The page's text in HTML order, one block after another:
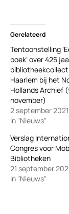
Gerelateerd
Tentoonstelling
boek’ over 425
Haarlem bij het
Hollands Archief
november)
2 september 2021
In "Nieuws"
Verslag
Congres voor
Bibliotheken
21 september
In "Nieuws"